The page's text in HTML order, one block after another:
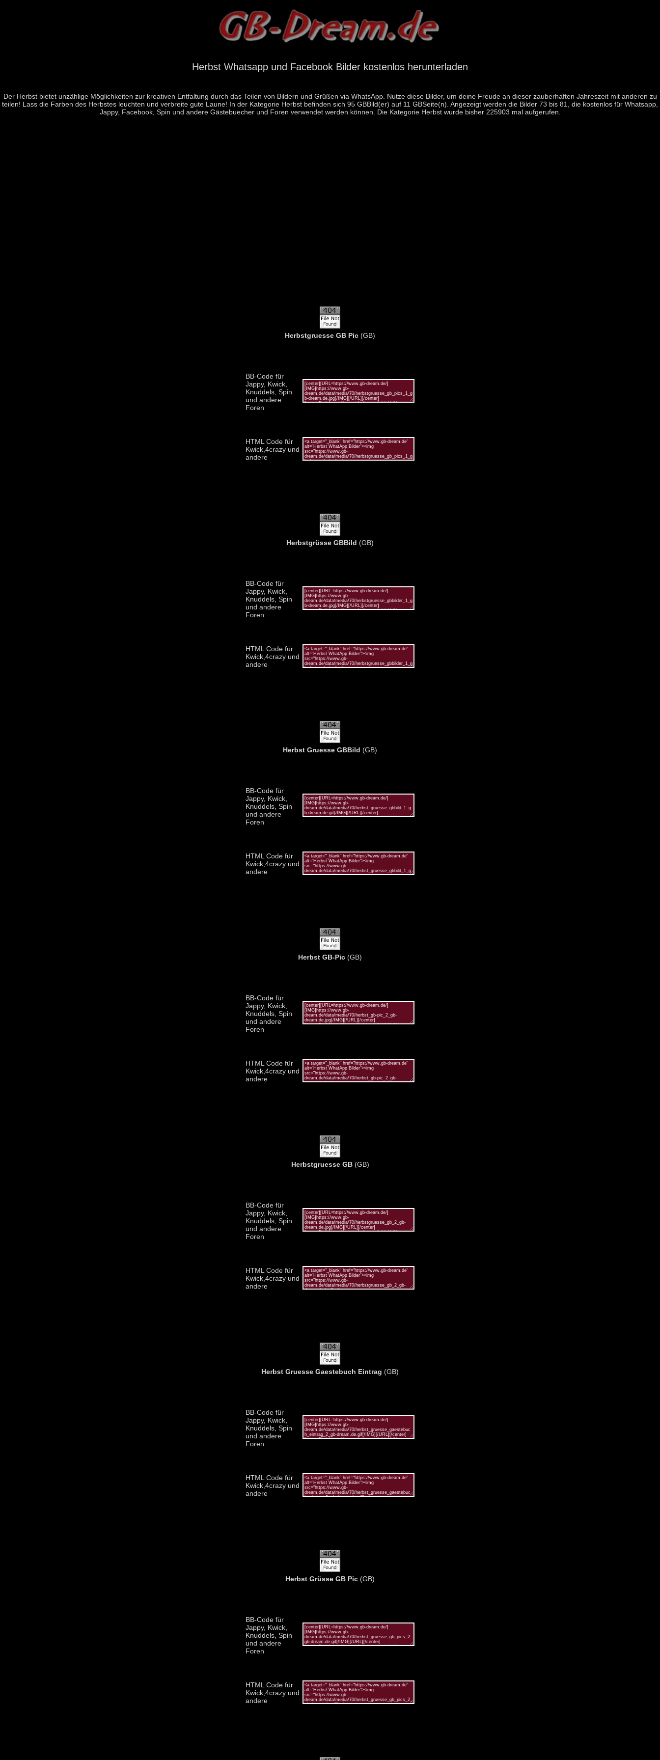
Herbst Whatsapp und Facebook Bilder kostenlos herunterladen
Der Herbst bietet unzählige Möglichkeiten zur kreativen Entfaltung durch das Teilen von Bildern und Grüßen via WhatsApp. Nutze diese Bilder, um deine Freude an dieser zauberhaften Jahreszeit mit anderen zu
teilen! Lass die Farben des Herbstes leuchten und verbreite gute Laune! In der Kategorie Herbst befinden sich 95 GBBild(er) auf 11 GBSeite(n). Angezeigt werden die Bilder 73 bis 81, die kostenlos für Whatsapp,
Jappy, Facebook, Spin und andere Gästebuecher und Foren verwendet werden können. Die Kategorie Herbst wurde bisher 225903 mal aufgerufen.
Herbstgruesse GB Pic (GB)
BB-Code für
Jappy, Kwick,
Knuddels, Spin
und andere
Foren
HTML Code für
Kwick,4crazy und
andere
Herbstgrüsse GBBild (GB)
BB-Code für
Jappy, Kwick,
Knuddels, Spin
und andere
Foren
HTML Code für
Kwick,4crazy und
andere
Herbst Gruesse GBBild (GB)
BB-Code für
Jappy, Kwick,
Knuddels, Spin
und andere
Foren
HTML Code für
Kwick,4crazy und
andere
Herbst GB-Pic (GB)
BB-Code für
Jappy, Kwick,
Knuddels, Spin
und andere
Foren
HTML Code für
Kwick,4crazy und
andere
Herbstgruesse GB(GB)
BB-Code für
Jappy, Kwick,
Knuddels, Spin
und andere
Foren
HTML Code für
Kwick,4crazy und
andere
Herbst Gruesse Gaestebuch Eintrag (GB)
BB-Code für
Jappy, Kwick,
Knuddels, Spin
und andere
Foren
HTML Code für
Kwick,4crazy und
andere
Herbst Grüsse GB Pic (GB)
BB-Code für
Jappy, Kwick,
Knuddels, Spin
und andere
Foren
HTML Code für
Kwick,4crazy und
andere